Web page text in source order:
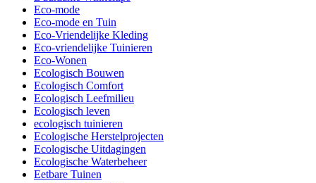
Eco-mode
Eco-mode en Tuin
Eco-Vriendelijke Kleding
Eco-vriendelijke Tuinieren
Eco-Wonen
Ecologisch Bouwen
Ecologisch Comfort
Ecologisch Leefmilieu
Ecologisch leven
ecologisch tuinieren
Ecologische Herstelprojecten
Ecologische Uitdagingen
Ecologische Waterbeheer
Eetbare Tuinen